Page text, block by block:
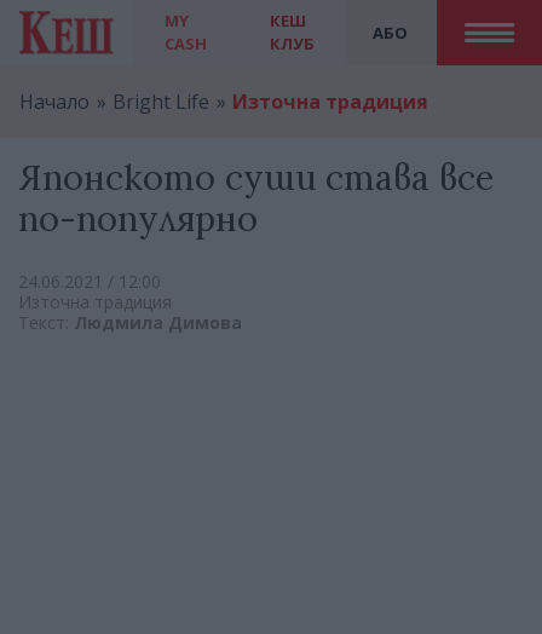
MY
CASH
АБО
КЕШ
КЛУБ
Начало Bright Life Източна традиция
Японското суши става все
по-популярно
24.06.2021 / 12:00
Източна традиция
Текст: Людмила Димова